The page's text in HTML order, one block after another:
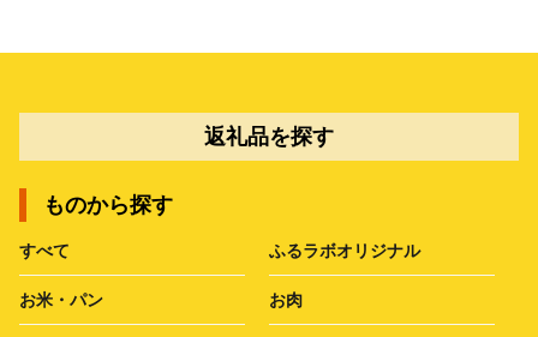
返礼品を探す
ものから探す
すべて ふるラボオリジナル
お米・パン お肉